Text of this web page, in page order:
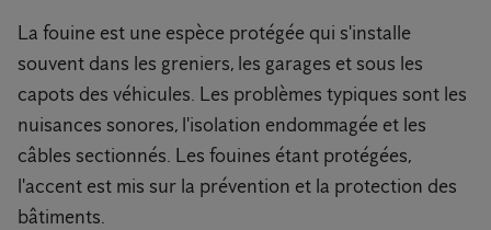
La fouine est une espèce protégée qui s'installe
souvent dans les greniers, les garages et sous les
capots des véhicules. Les problèmes typiques sont les
nuisances sonores, l'isolation endommagée et les
câbles sectionnés. Les fouines étant protégées,
l'accent est mis sur la prévention et la protection des
bâtiments.